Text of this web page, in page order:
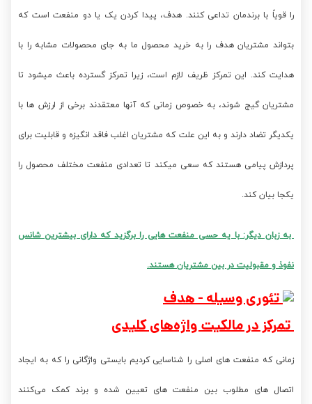
را قویاً با برندمان تداعی کنند. هدف، پیدا کردن یک یا دو منفعت است که
بتواند مشتریان هدف را به خرید محصول ما به جای محصولات مشابه را با
هدایت کند. این تمرکز ظریف لازم است، زیرا تمرکز گسترده باعث میشود تا
مشتریان گیج شوند، به خصوص زمانی که آنها معتقدند برخی از ارزش ها با
یکدیگر تضاد دارند و به این علت که مشتریان اغلب فاقد انگیزه و قابلیت برای
پردازش پیامی هستند که سعی میکند تا تعدادی منفعت مختلف محصول را
یکجا بیان کند.
به زبان دیگر: با یه حسی منفعت هایی را برگزید که دارای بیشترین شانس
نفوذ و مقبولیت در بین مشتریان هستند.
تمرکز در مالکیت واژه‌های کلیدی
زمانی که منفعت های اصلی را شناسایی کردیم بایستی واژگانی را که به ایجاد
اتصال های مطلوب بین منفعت های تعیین شده و برند کمک می‌کنند